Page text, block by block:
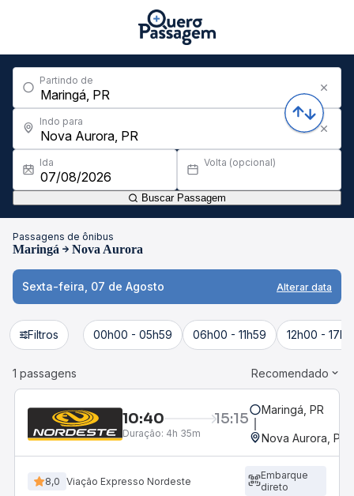
Partindo de
Indo para
Ida Volta (opcional)
Buscar Passagem
Passagens de ônibus
Maringá Nova Aurora
Sexta-feira, 07 de Agosto Alterar data
Filtros 00h00 - 05h59 06h00 - 11h59 12h00 -
1 passagens Recomendado
10:40 15:15
Duração: 4h 35m
Maringá, PR
Nova Aurora, PR
8,0 Viação Expresso Nordeste
Embarque
direto